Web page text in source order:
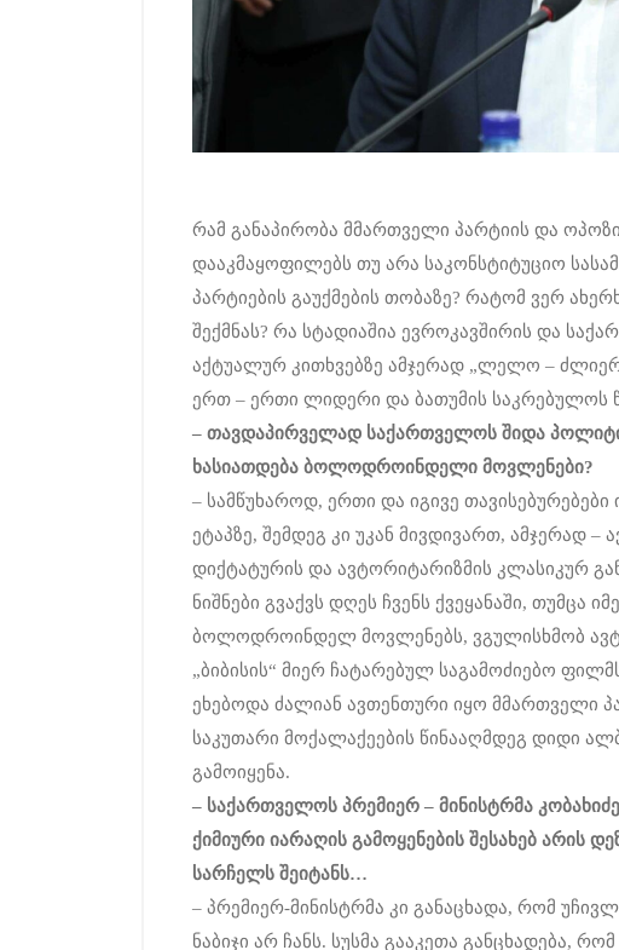
რამ განაპირობა მმართველი პარტიის და
დააკმაყოფილებს თუ არა საკონსტიტუციო
პარტიების გაუქმების თობაზე? რატომ ვერ
შექმნას? რა სტადიაშია ევროკავშირის და
აქტუალურ კითხვებზე ამჯერად „ლელო –
ერთ – ერთი ლიდერი და ბათუმის საკრებულოს
– თავდაპირველად საქართველოს შიდა
ხასიათდება ბოლოდროინდელი მოვლენები?
– სამწუხაროდ, ერთი და იგივე
ეტაპზე, შემდეგ კი უკან მივდივართ, ამჯერად
დიქტატურის და ავტორიტარიზმის კლასიკურ
ნიშნები გვაქვს დღეს ჩვენს ქვეყანაში, თუმცა
ბოლოდროინდელ მოვლენებს, ვგულისხმობ
„ბიბისის“ მიერ ჩატარებულ საგამოძიებო
ეხებოდა ძალიან ავთენთური იყო მმართველი
საკუთარი მოქალაქეების წინააღმდეგ დიდი
გამოიყენა.
– საქართველოს პრემიერ – მინისტრმა
ქიმიური იარაღის გამოყენების შესახებ არის
სარჩელს შეიტანს…
– პრემიერ-მინისტრმა კი განაცხადა, რომ
ნაბიჯი არ ჩანს. სუსმა გააკეთა განცხადება,